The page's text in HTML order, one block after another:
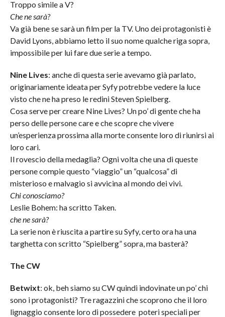
Troppo simile a V?
Che ne sarà?
Va già bene se sarà un film per la TV. Uno dei protagonisti è
David Lyons, abbiamo letto il suo nome qualche riga sopra,
impossibile per lui fare due serie a tempo.
Nine Lives: anche di questa serie avevamo già parlato,
originariamente ideata per Syfy potrebbe vedere la luce
visto che ne ha preso le redini Steven Spielberg.
Cosa serve per creare Nine Lives? Un po’ di gente che ha
perso delle persone care e che scopre che vivere
un’esperienza prossima alla morte consente loro di riunirsi ai
loro cari.
Il rovescio della medaglia? Ogni volta che una di queste
persone compie questo “viaggio” un “qualcosa” di
misterioso e malvagio si avvicina al mondo dei vivi.
Chi conosciamo?
Leslie Bohem: ha scritto Taken.
che ne sarà?
La serie non è riuscita a partire su Syfy, certo ora ha una
targhetta con scritto “Spielberg” sopra, ma basterà?
The CW
Betwixt: ok, beh siamo su CW quindi indovinate un po’ chi
sono i protagonisti? Tre ragazzini che scoprono che il loro
lignaggio consente loro di possedere poteri speciali per